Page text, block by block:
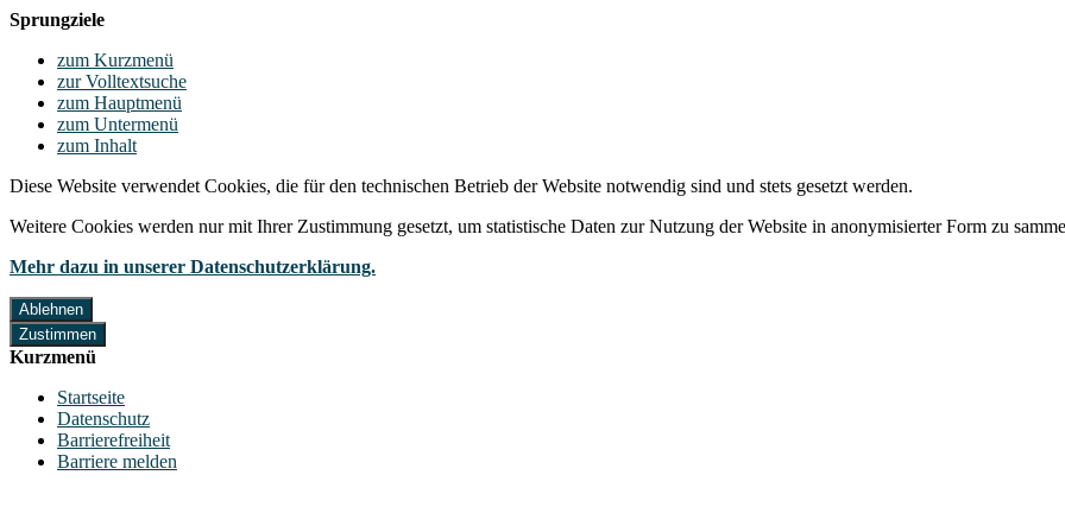
Sprungziele
zum Kurzmenü
zur Volltextsuche
zum Hauptmenü
zum Untermenü
zum Inhalt
Diese Website verwendet Cookies, die für den technischen Betrieb der Website notwendig sind und stets gesetzt werden.
Weitere Cookies werden nur mit Ihrer Zustimmung gesetzt, um statistische Daten zur Nutzung der Website in anonymisierter Form zu
Mehr dazu in unserer Datenschutzerklärung.
Ablehnen
Zustimmen
Kurzmenü
Startseite
Datenschutz
Barrierefreiheit
Barriere melden